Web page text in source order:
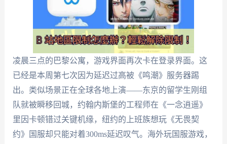
凌晨三点的巴黎公寓，游戏界面再次卡在登录界面。这
已经是本周第七次因为延迟过高被《鸣潮》服务器踢
出。类似场景正在全球各地上演——东京的留学生刚组
队就被瞬移回城，约翰内斯堡的工程师在《一念逍遥》
里因卡顿错过关键机缘，纽约的上班族想玩《无畏契
约》国服却只能对着300ms延迟叹气。海外玩国服游戏，